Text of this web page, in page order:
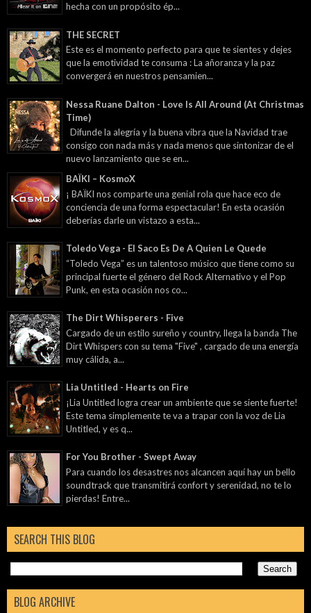
hecha con un propósito ép...
THE SECRET
Este es el momento perfecto para que te sientes y dejes
que la emotividad te consuma : La añoranza y la paz
convergerá en nuestros pensamien...
Nessa Ruane Dalton - Love Is All Around (At Christmas
Time)
Difunde la alegría y la buena vibra que la Navidad trae
consigo con nada más y nada menos que sintonizar de el
nuevo lanzamiento que se en...
BAÏKI – KosmoX
¡ BAÏKI nos comparte una genial rola que hace eco de
conciencia de una forma espectacular! En esta ocasión
deberías darle un vistazo a esta...
Toledo Vega - El Saco Es De A Quien Le Quede
“Toledo Vega” es un talentoso músico que tiene como su
principal fuerte el género del Rock Alternativo y el Pop
Punk, en esta ocasión nos co...
The Dirt Whisperers - Five
Cargado de un estilo sureño y country, llega la banda The
Dirt Whispers con su tema "Five" , cargado de una energía
muy cálida, a...
Lia Untitled - Hearts on Fire
¡Lia Untitled logra crear un ambiente que se siente fuerte!
Este tema simplemente te va a trapar con la voz de Lia
Untitled, y es q...
For You Brother - Swept Away
Para cuando los desastres nos alcancen aquí hay un bello
soundtrack que transmitirá confort y serenidad, no te lo
pierdas! Entre...
SEARCH THIS BLOG
BLOG ARCHIVE